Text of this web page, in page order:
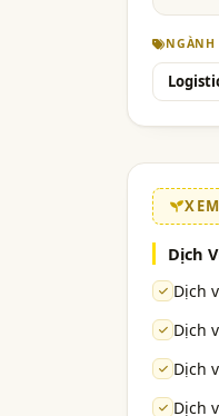
Dịch
Dịch
Dịch
Dịch
Dịch